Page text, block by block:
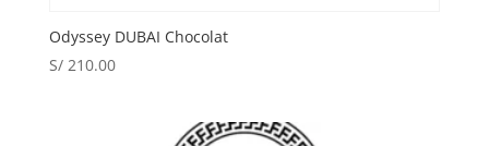
Odyssey DUBAI Chocolat
S/210.00